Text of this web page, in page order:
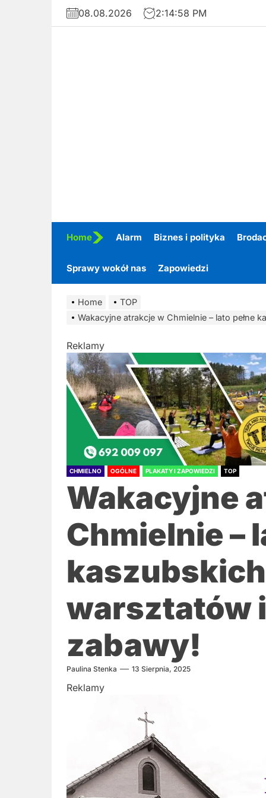
Skip
08.08.2026 2:14:59 PM
Home Alarm Biznes i polityka
Sprawy wokół nas Zapowiedzi
Home
TOP
Wakacyjne atrakcje w Chmielnie – lato pełne
Reklamy
CHMIELNO OGÓLNE PLAKATY I ZAPOWIEDZI TOP
Wakacyjne
Chmielnie –
warsztatów
zabawy!
Paulina Stenka 13 Sierpnia, 2025
Reklamy